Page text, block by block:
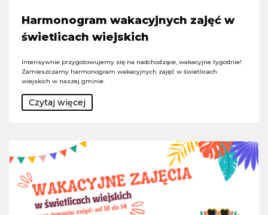
Harmonogram wakacyjnych zajęć w
świetlicach wiejskich
Intensywnie przygotowujemy się na nadchodzące, wakacyjne tygodnie!
Zamieszczamy harmonogram wakacyjnych zajęć w świetlicach
wiejskich w naszej gminie.
Czytaj więcej